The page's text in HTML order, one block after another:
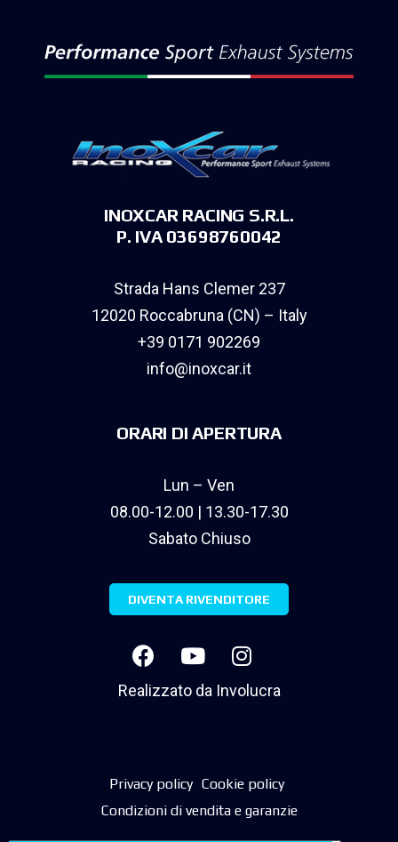
INOXCAR RACING S.R.L.
P. IVA 03698760042
Strada Hans Clemer 237
12020 Roccabruna (CN) – Italy
+39 0171 902269
info@inoxcar.it
ORARI DI APERTURA
Lun – Ven
08.00-12.00 | 13.30-17.30
Sabato Chiuso
DIVENTA RIVENDITORE
Realizzato da Involucra
Privacy policy Cookie policy
Condizioni di vendita e garanzie